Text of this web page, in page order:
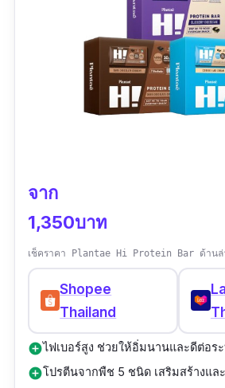
ง่ายๆ หน่อย อร่อยถูกใจมากๆ”
จาก
1,350บาท
เช็คราคา Plantae Hi Protein Bar ด้านล่
Shopee
Thailand
add_circleไฟเบอร์สูง ช่วยให้อิ่มนานและดีต่อร
add_circleโปรตีนจากพืช 5 ชนิด เสริมสร้างแ